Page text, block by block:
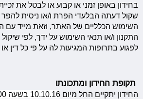
בחידון באופן זמני או קבוע או לבטל את
שקול דעתה הבלעדי הפרת ו/או ניסית להפר
השימוש הכלליים של האתר, וזאת מייד עם
התקנון ו/או תנאי השימוש על ידך, לפי
לפגוע בתרופות המגיעות לה על פי כל דין
תקופת החידון ומתכונתו
החידון יתקיים החל מיום